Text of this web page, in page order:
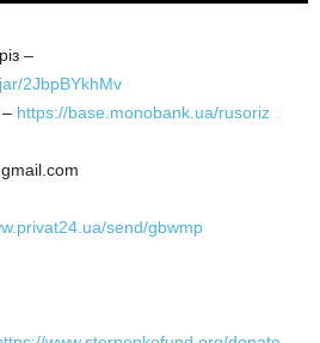
–
2JbpBYkhMv
https://base.monobank.ua/rusoriz
send/gbwmp